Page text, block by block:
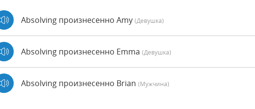
Absolving произнесенно Amy (девушка)
Absolving произнесенно Emma (девушка)
Absolving произнесенно Brian (мужчина)